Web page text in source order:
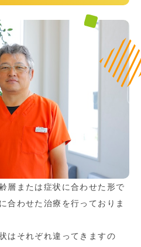
層または症状に合わせた形で
合わせた治療を行っておりま
はそれぞれ違ってきますの